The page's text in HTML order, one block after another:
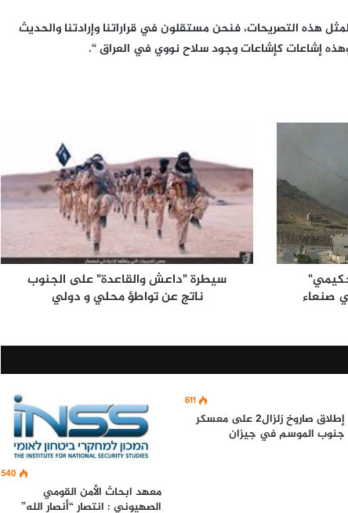
هذه التصريحات، فنحن مستقلون في قراراتنا وإرادتنا والحديث
إشاعات كإشاعات وجود سلاح نووي في العراق “.
صنعاء
سيطرة "داعش والقاعدة" على الجنوب
ناتج عن تواطؤ محلي و دولي
611
إطلاق صاروخ زلزال2 على معسكر
جنوب الموسم في جيزان
540
معهد ابحاث الأمن القومي
الصهيوني : انتصار “أنصار الله”